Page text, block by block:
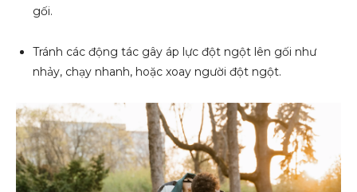
gối.
Tránh các động tác gây áp lực đột ngột lên gối như
nhảy, chạy nhanh, hoặc xoay người đột ngột.